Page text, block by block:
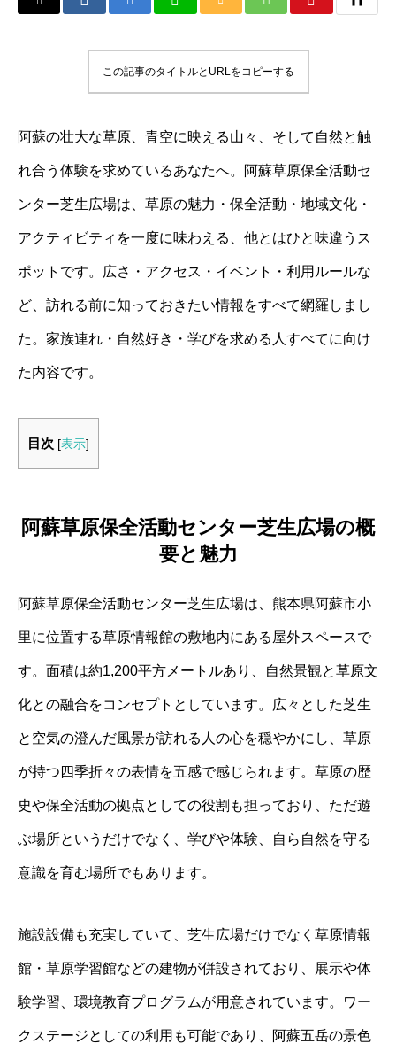
この記事のタイトルとURLをコピーする
阿蘇の壮大な草原、青空に映える山々、そして自然と触
れ合う体験を求めているあなたへ。阿蘇草原保全活動セ
ンター芝生広場は、草原の魅力・保全活動・地域文化・
アクティビティを一度に味わえる、他とはひと味違うス
ポットです。広さ・アクセス・イベント・利用ルールな
ど、訪れる前に知っておきたい情報をすべて網羅しまし
た。家族連れ・自然好き・学びを求める人すべてに向け
た内容です。
目次 [表示]
阿蘇草原保全活動センター芝生広場の概
要と魅力
阿蘇草原保全活動センター芝生広場は、熊本県阿蘇市小
里に位置する草原情報館の敷地内にある屋外スペースで
す。面積は約1,200平方メートルあり、自然景観と草原文
化との融合をコンセプトとしています。広々とした芝生
と空気の澄んだ風景が訪れる人の心を穏やかにし、草原
が持つ四季折々の表情を五感で感じられます。草原の歴
史や保全活動の拠点としての役割も担っており、ただ遊
ぶ場所というだけでなく、学びや体験、自ら自然を守る
意識を育む場所でもあります。
施設設備も充実していて、芝生広場だけでなく草原情報
館・草原学習館などの建物が併設されており、展示や体
験学習、環境教育プログラムが用意されています。ワー
クステージとしての利用も可能であり、阿蘇五岳の景色